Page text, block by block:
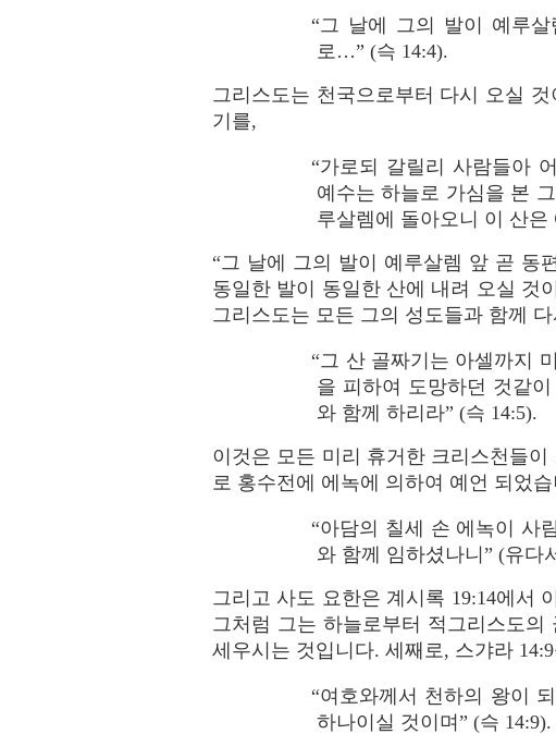
“그 날에 그의 발이 예루
로…” (슥 14:4).
그리스도는 천국으로부터 다시 오실
기를,
“가로되 갈릴리 사람들아
예수는 하늘로 가심을 본
루살렘에 돌아오니 이 산은
“그 날에 그의 발이 예루살렘 앞 곧 동
동일한 발이 동일한 산에 내려 오실 것
그리스도는 모든 그의 성도들과 함께
“그 산 골짜기는 아셀까지
을 피하여 도망하던 것같
와 함께 하리라” (슥 14:5).
이것은 모든 미리 휴거한 크리스천들
로 홍수전에 에녹에 의하여 예언 되었
“아담의 칠세 손 에녹이 사
와 함께 임하셨나니” (유다
그리고 사도 요한은 계시록 19:14에서
그처럼 그는 하늘로부터 적그리스도
세우시는 것입니다. 세째로, 스갸라
“여호와께서 천하의 왕이
하나이실 것이며” (슥 14:9).